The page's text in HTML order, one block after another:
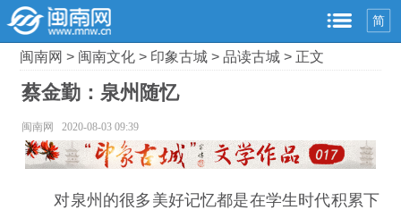
简
闽南网 > 闽南文化 > 印象古城 > 品读古城 > 正文
蔡金勤：泉州随忆
闽南网 2020-08-03 09:39
对泉州的很多美好记忆都是在学生时代积累下